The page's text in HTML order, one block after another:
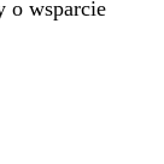
o wsparcie